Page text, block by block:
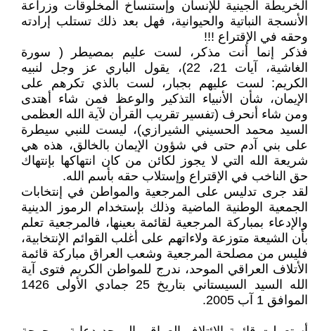
الخريطة الجينية للإنسان وإستنساخ المخلوقات وزراعة
الأنسجة النباتية والحيوانية، فهل بعد ذلك تستلب إرادته
وحقه في الإقتراع !!!
فذكر إنما أنت مذكر، لست عليم بمصيطر ( سورة
الغاشية، آيات 21، 22)، يقول الباري عز وجل لنبيه
الكريم: لست عليهم بجبار، لست بالذي تكرهم على
الإيمان، شأن الأنبياء التذكير والوعظ فمن شاء أهتدى
ومن شاء أنحرف (تفسير تقريب القرأن لآية الله العظمى
السيد محمد الحسيني الشيرازي)، ليست للنبي سيطرة
على بني آدم حتى في شؤون الإيمان بالخالق، هذه هي
شريعة الله التي لا يجوز لكائن من كان انتهاكها بإنتهاك
حق الناخب في الإقتراع وإستلاب حقه بأسم الله.
لقد جرى تدليس على المرجعية والمواطن في إنتخابات
الجمعية الوطنية الماضية وذلك بإستخدام الرموز الدينية
والإدعاء بمباركة المرجعية لقائمة بعينها، فالمرجعية تعلم
بأن الشيعة متوزعة ولاءاتهم على أغلب القوائم الإنتخابية،
فليس من مصلحة المرجعية وشعب العراق مباركة قائمة
الأتلاف العراقي الموحد، ندرج للمواطن الكريم فتوى آية
الله السيد السيستاني بتاريخ 25 جمادي الأولى 1426
الموافق 1 آب 2005.